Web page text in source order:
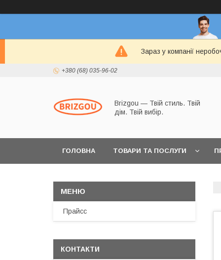
Зараз у компанії
+380 (68) 035-96-02
Brizgou — Твій стиль. Твій
дім. Твій вибір.
ГОЛОВНА ТОВАРИ ТА ПОСЛУГИ
Прайсс
КОНТАКТИ